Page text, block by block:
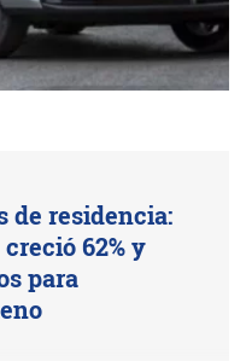
de residencia:
62% y
para